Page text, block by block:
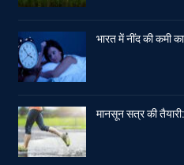
भारत में नींद की कमी
मानसून सत्र की